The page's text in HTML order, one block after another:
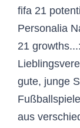
fifa 21
Personalia
21
gute, junge
aus